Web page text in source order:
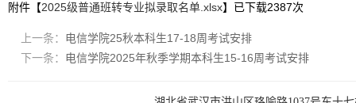
附件【2025级普通班转专业拟录取名单.xlsx】已下载2387次
上一条： 电信学院25秋本科生17-18周考试安排
下一条： 电信学院2025年秋季学期本科生15-16周考试安排